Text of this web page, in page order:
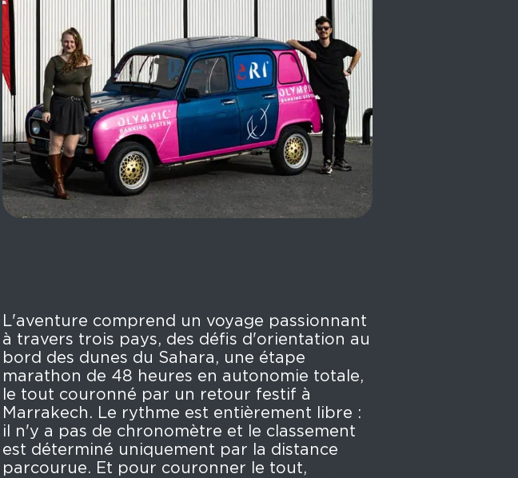
L'aventure comprend un voyage passionnant
à travers trois pays, des défis d'orientation au
bord des dunes du Sahara, une étape
marathon de 48 heures en autonomie totale,
le tout couronné par un retour festif à
Marrakech. Le rythme est entièrement libre :
il n'y a pas de chronomètre et le classement
est déterminé uniquement par la distance
parcourue. Et pour couronner le tout,